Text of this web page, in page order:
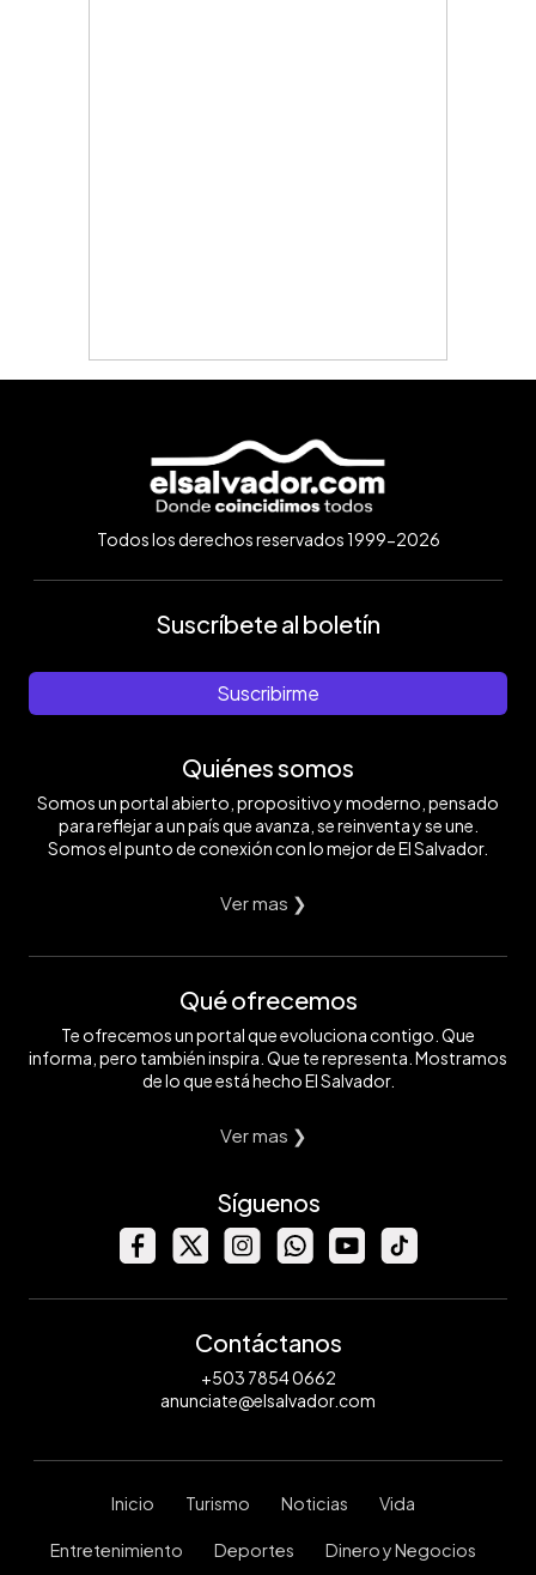
Todos los derechos reservados 1999-2026
Suscríbete al boletín
Suscribirme
Quiénes somos
Somos un portal abierto, propositivo y moderno, pensado
para reflejar a un país que avanza, se reinventa y se une.
Somos el punto de conexión con lo mejor de El Salvador.
Ver mas ❯
Qué ofrecemos
Te ofrecemos un portal que evoluciona contigo. Que
informa, pero también inspira. Que te representa. Mostramos
de lo que está hecho El Salvador.
Ver mas ❯
Síguenos
Contáctanos
+503 7854 0662
anunciate@elsalvador.com
Inicio Turismo Noticias Vida
Entretenimiento Deportes Dinero y Negocios